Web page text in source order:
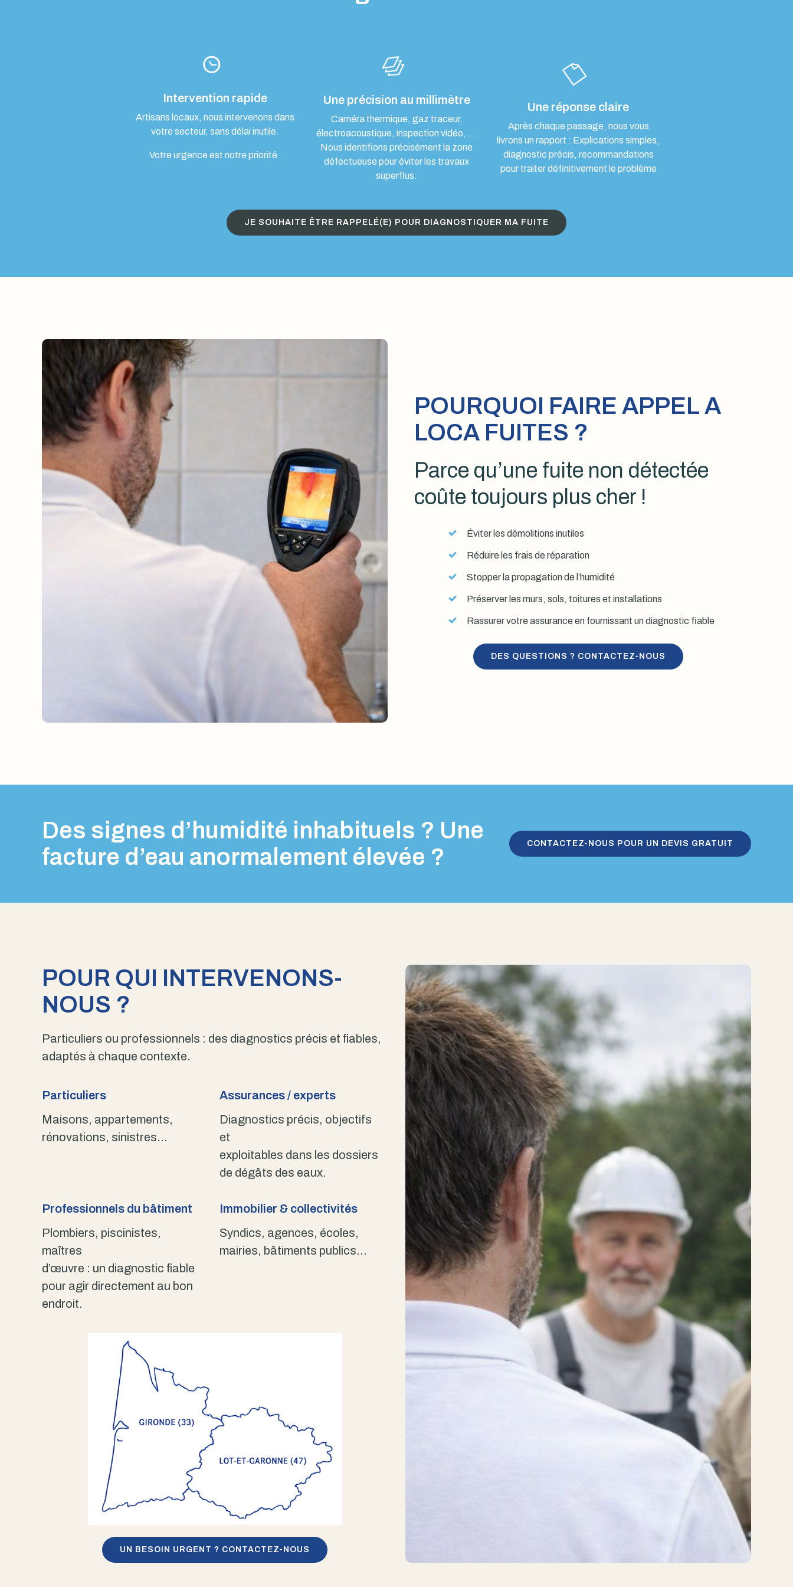
Intervention rapide
Artisans locaux, nous intervenons dans
votre secteur, sans délai inutile.
Votre urgence est notre priorité.
Une précision au millimètre
Caméra thermique, gaz traceur,
électroacoustique, inspection vidéo, …
Nous identifions précisément la zone
défectueuse pour éviter les travaux
superflus.
Une réponse claire
Après chaque passage, nous vous
livrons un rapport : Explications simples,
diagnostic précis, recommandations
pour traiter définitivement le problème
JE SOUHAITE ÊTRE RAPPELÉ(E) POUR DIAGNOSTIQUER MA FUITE
POURQUOI FAIRE APPEL A
LOCA FUITES ?
Parce qu’une fuite non détectée
coûte toujours plus cher !
Éviter les démolitions inutiles
Réduire les frais de réparation
Stopper la propagation de l’humidité
Préserver les murs, sols, toitures et installations
Rassurer votre assurance en fournissant un diagnostic fiable
DES QUESTIONS ? CONTACTEZ-NOUS
Des signes d’humidité inhabituels ? Une
facture d’eau anormalement élevée ?
CONTACTEZ-NOUS POUR UN DEVIS GRATUIT
POUR QUI INTERVENONS-
NOUS ?
Particuliers ou professionnels : des diagnostics précis et fiables,
adaptés à chaque contexte.
Particuliers
Maisons, appartements,
rénovations, sinistres…
Assurances / experts
Diagnostics précis, objectifs
et
exploitables dans les dossiers
de dégâts des eaux.
Professionnels du bâtiment
Plombiers, piscinistes,
maîtres
d’œuvre : un diagnostic fiable
pour agir directement au bon
endroit.
Immobilier & collectivités
Syndics, agences, écoles,
mairies, bâtiments publics…
UN BESOIN URGENT ? CONTACTEZ-NOUS